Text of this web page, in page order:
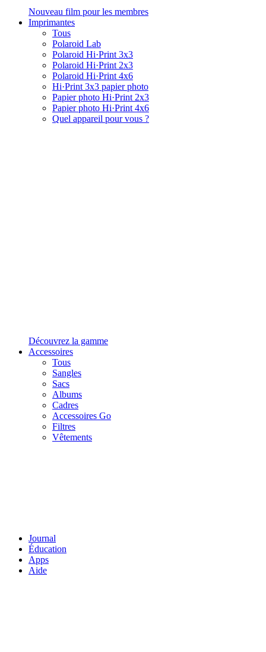
Nouveau film pour les membres
Imprimantes
Tous
Polaroid Lab
Polaroid Hi·Print 3x3
Polaroid Hi·Print 2x3
Polaroid Hi·Print 4x6
Hi·Print 3x3 papier photo
Papier photo Hi·Print 2x3
Papier photo Hi·Print 4x6
Quel appareil pour vous ?
Découvrez la gamme
Accessoires
Tous
Sangles
Sacs
Albums
Cadres
Accessoires Go
Filtres
Vêtements
Journal
Éducation
Apps
Aide